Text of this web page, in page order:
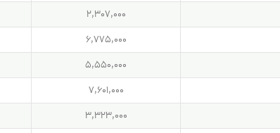
2,307,000
6,775,000
5,550,000
7,601,000
3,323,000